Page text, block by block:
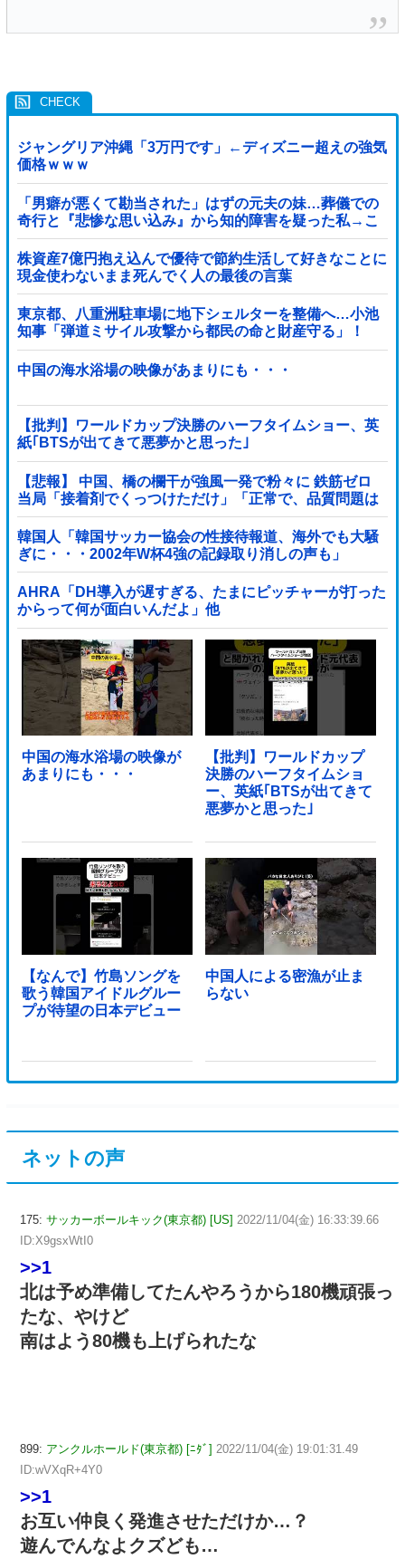
ジャングリア沖縄「3万円です」←ディズニー超えの強気
価格ｗｗｗ
「男癖が悪くて勘当された」はずの元夫の妹…葬儀での
奇行と『悲惨な思い込み』から知的障害を疑った私→こ
っそり病院へ誘導し行政保護させた話
株資産7億円抱え込んで優待で節約生活して好きなことに
現金使わないまま死んでく人の最後の言葉
東京都、八重洲駐車場に地下シェルターを整備へ…小池
知事「弾道ミサイル攻撃から都民の命と財産守る」！
中国の海水浴場の映像があまりにも・・・
【批判】ワールドカップ決勝のハーフタイムショー、英
紙｢BTSが出てきて悪夢かと思った｣
【悲報】 中国、橋の欄干が強風一発で粉々に 鉄筋ゼロ
当局「接着剤でくっつけただけ」「正常で、品質問題は
ない」
韓国人「韓国サッカー協会の性接待報道、海外でも大騒
ぎに・・・2002年W杯4強の記録取り消しの声も」
→「マジで国の恥だ」「2002年まで疑う価値があ...
AHRA「DH導入が遅すぎる、たまにピッチャーが打った
からって何が面白いんだよ」他
中国の海水浴場の映像が
あまりにも・・・
【批判】ワールドカップ
決勝のハーフタイムショ
ー、英紙｢BTSが出てきて
悪夢かと思った｣
【なんで】竹島ソングを
歌う韓国アイドルグルー
プが待望の日本デビュー
中国人による密漁が止ま
らない
ネットの声
175: サッカーボールキック(東京都) [US] 2022/11/04(金) 16:33:39.66
ID:X9gsxWtI0
>>1
北は予め準備してたんやろうから180機頑張っ
たな、やけど
南はよう80機も上げられたな
899: アンクルホールド(東京都) [ﾆﾀﾞ] 2022/11/04(金) 19:01:31.49
ID:wVXqR+4Y0
>>1
お互い仲良く発進させただけか…？
遊んでんなよクズども…